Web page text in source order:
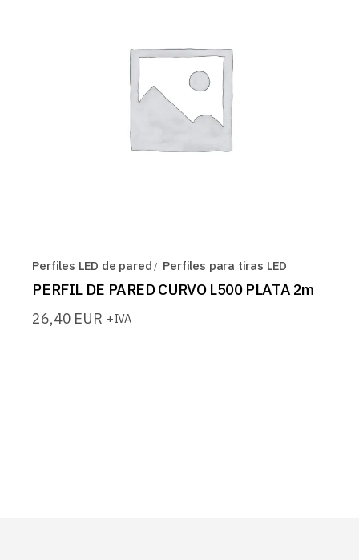
Perfiles LED de pared Perfiles para tiras LED
PERFIL DE PARED CURVO L500 PLATA 2m
26,40 EUR +IVA